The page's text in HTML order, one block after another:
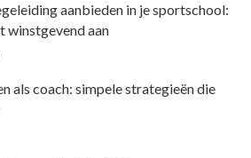
aanbieden in je sportschool:
winstgevend aan
als coach: simpele strategieën die